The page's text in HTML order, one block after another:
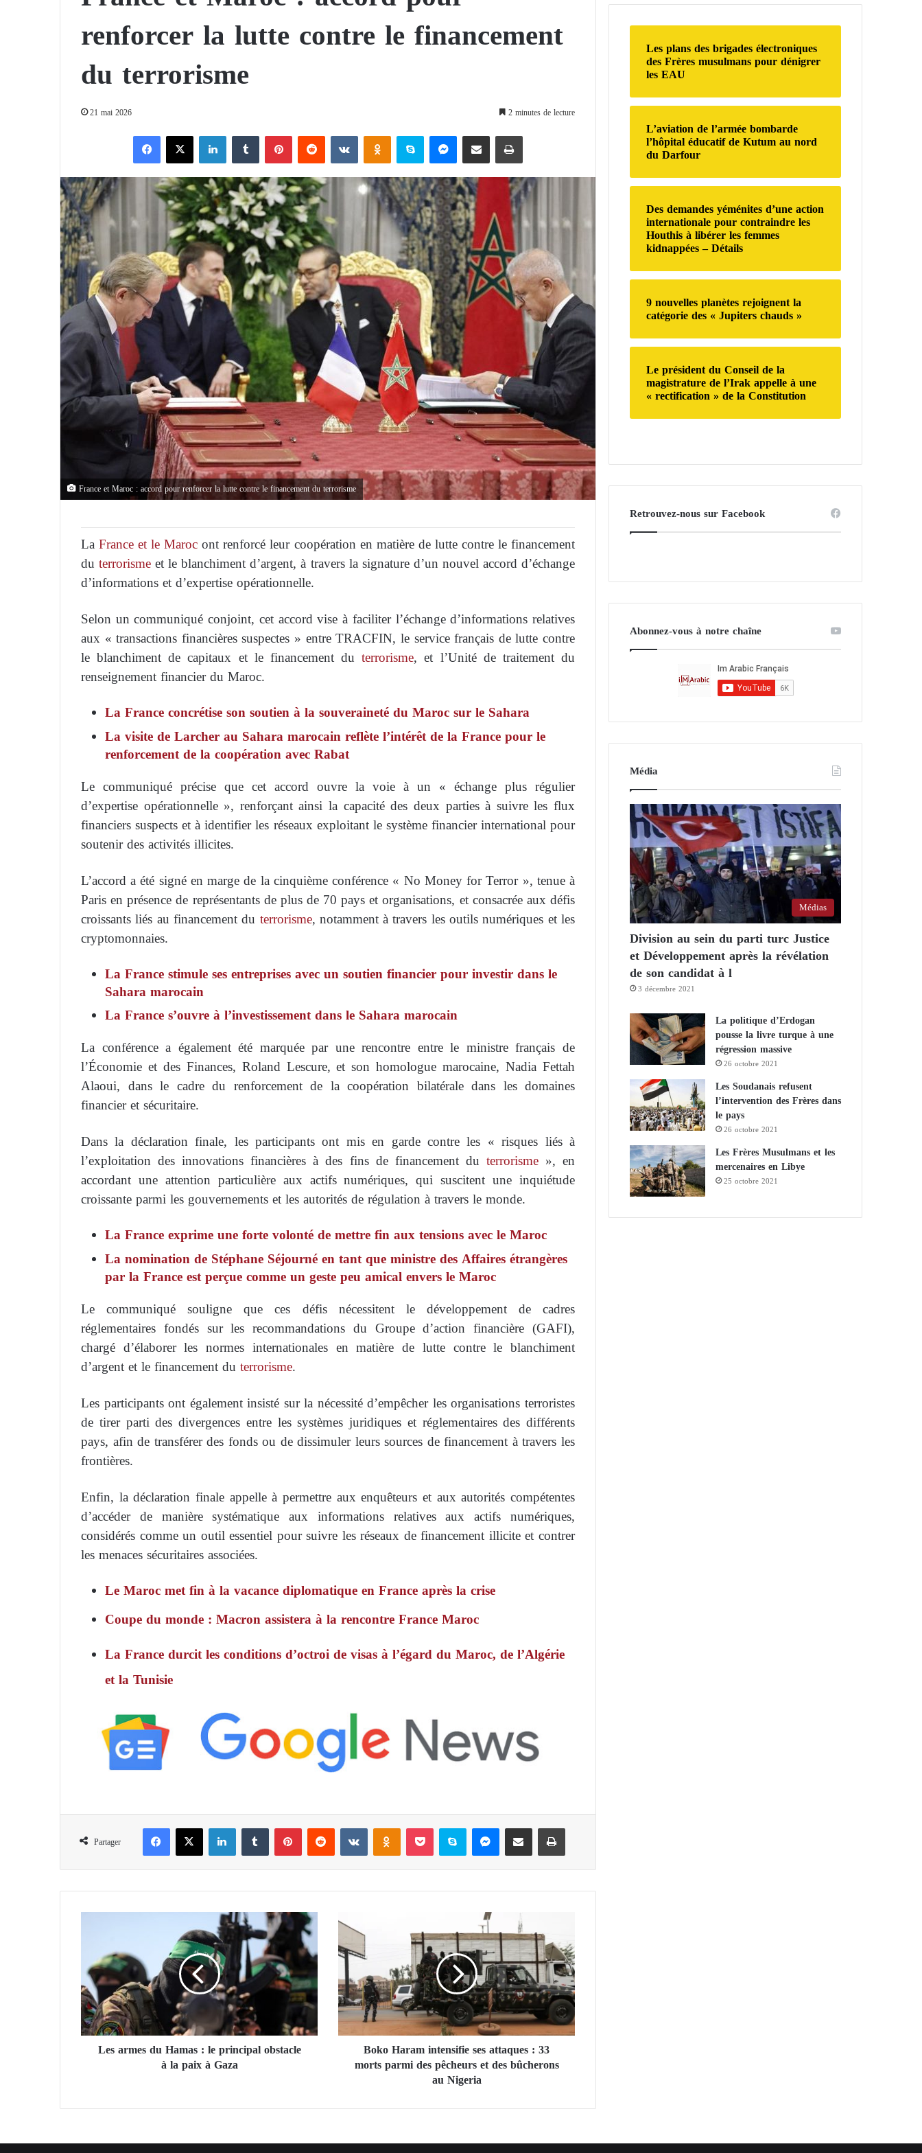
renforcer la lutte contre le financement
du terrorisme
21 mai 2026 2 minutes de lecture
X
France et Maroc : accord pour renforcer la lutte contre le financement du terrorisme
LaFrance et le Marocont renforcé leur coopération en matière de lutte contre le financement
duterrorismeet le blanchiment d’argent, à travers la signature d’un nouvel accord d’échange
d’informations et d’expertise opérationnelle.
Selon un communiqué conjoint, cet accord vise à faciliter l’échange d’informations relatives
aux « transactions financières suspectes » entre TRACFIN, le service français de lutte contre
le blanchiment de capitaux et le financement duterrorisme, et l’Unité de traitement du
renseignement financier du Maroc.
La France concrétise son soutien à la souveraineté du Maroc sur le Sahara
La visite de Larcher au Sahara marocain reflète l’intérêt de la France pour le
renforcement de la coopération avec Rabat
Le communiqué précise que cet accord ouvre la voie à un « échange plus régulier
d’expertise opérationnelle », renforçant ainsi la capacité des deux parties à suivre les flux
financiers suspects et à identifier les réseaux exploitant le système financier international pour
soutenir des activités illicites.
L’accord a été signé en marge de la cinquième conférence « No Money for Terror », tenue à
Paris en présence de représentants de plus de 70 pays et organisations, et consacrée aux défis
croissants liés au financement du terrorisme, notamment à travers les outils numériques et les
cryptomonnaies.
La France stimule ses entreprises avec un soutien financier pour investir dans le
Sahara marocain
La France s’ouvre à l’investissement dans le Sahara marocain
La conférence a également été marquée par une rencontre entre le ministre français de
l’Économie et des Finances, Roland Lescure, et son homologue marocaine, Nadia Fettah
Alaoui, dans le cadre du renforcement de la coopération bilatérale dans les domaines
financier et sécuritaire.
Dans la déclaration finale, les participants ont mis en garde contre les « risques liés à
l’exploitation des innovations financières à des fins de financement du terrorisme», en
accordant une attention particulière aux actifs numériques, qui suscitent une inquiétude
croissante parmi les gouvernements et les autorités de régulation à travers le monde.
La France exprime une forte volonté de mettre fin aux tensions avec le Maroc
La nomination de Stéphane Séjourné en tant que ministre des Affaires étrangères
par la France est perçue comme un geste peu amical envers le Maroc
Le communiqué souligne que ces défis nécessitent le développement de cadres
réglementaires fondés sur les recommandations du Groupe d’action financière (GAFI),
chargé d’élaborer les normes internationales en matière de lutte contre le blanchiment
d’argent et le financement du terrorisme.
Les participants ont également insisté sur la nécessité d’empêcher les organisations terroristes
de tirer parti des divergences entre les systèmes juridiques et réglementaires des différents
pays, afin de transférer des fonds ou de dissimuler leurs sources de financement à travers les
frontières.
Enfin, la déclaration finale appelle à permettre aux enquêteurs et aux autorités compétentes
d’accéder de manière systématique aux informations relatives aux actifs numériques,
considérés comme un outil essentiel pour suivre les réseaux de financement illicite et contrer
les menaces sécuritaires associées.
Le Maroc met fin à la vacance diplomatique en France après la crise
Coupe du monde : Macron assistera à la rencontre France Maroc
La France durcit les conditions d’octroi de visas à l’égard du Maroc, de l’Algérie
et la Tunisie
Partager
Facebook X Linkedin Tumblr Pinterest Reddit VKontakte Odnoklassniki Pocket Skype Messenger Partager par email Imprimer
m
e
s
d
a
Les armes du Hamas : le principal obstacle
à la paix à Gaza
B
k
o
H
a
r
a
m
n
Boko Haram intensifie ses attaques : 33
morts parmi des pêcheurs et des bûcherons
au Nigeria
c
h
e
r
:
Les plans des brigades électroniques
des Frères musulmans pour dénigrer
les EAU
L’aviation de l’armée bombarde
l’hôpital éducatif de Kutum au nord
du Darfour
Des demandes yéménites d’une action
internationale pour contraindre les
Houthis à libérer les femmes
kidnappées – Détails
9 nouvelles planètes rejoignent la
catégorie des « Jupiters chauds »
Le président du Conseil de la
magistrature de l’Irak appelle à une
« rectification » de la Constitution
Retrouvez-nous sur Facebook
Abonnez-vous à notre chaîne
Média
Médias
Division au sein du parti turc Justice
et Développement après la révélation
de son candidat à l
3 décembre 2021
La politique d’Erdogan
pousse la livre turque à une
régression massive
26 octobre 2021
Les Soudanais refusent
l’intervention des Frères dans
le pays
26 octobre 2021
Les Frères Musulmans et les
mercenaires en Libye
25 octobre 2021